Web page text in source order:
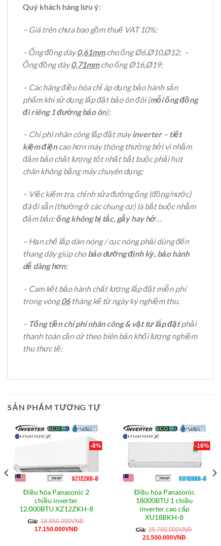
Quý khách hàng lưu ý:
– Giá trên chưa bao gồm thuế VAT 10%;
– Ống đồng dày0,61mmcho ống Ø6,Ø10,Ø12; –
Ống đồng dày0,71mmcho ống Ø16,Ø19;
– Các hãng điều hòa chỉ áp dụng bảo hành sản
phẩm khi sử dụng lắp đặt bảo ôn đôi (mỗi ống đồng
đi riêng 1 đường bảo ôn);
– Chi phí nhân công lắp đặt máyinverter – tiết
kiệm điệncao hơn máy thông thường bởi vì nhằm
đảm bảo chất lượng tốt nhất bắt buộc phải hút
chân không bằng máy chuyên dụng;
– Việc kiểm tra, chỉnh sửa đường ống (đồng/nước)
đã đi sẵn (thường ở các chung cư) là bắt buộc nhằm
đảm bảo:ống không bị tắc, gẫy hay hở…
– Hạn chế lắp dàn nóng / cục nóng phải dùng đến
thang dây giúp chobảo dưỡng định kỳ, bảo hành
dễ dàng hơn;
– Cam kết bảo hành chất lượng lắp đặt miễn phí
trong vòng06tháng kể từ ngày ký nghiệm thu.
– Tổng tiền chi phí nhân công & vật tư lắp đặtphải
thanh toán căn cứ theo biên bản khối lượng nghiệm
thu thực tế;
SẢN PHẨM TƯƠNG TỰ
-8%
Điều hòa Panasonic 2
chiều inverter
12.000BTU XZ12ZKH-8
Giá: 18.550.000VNĐ
Giá
17.150.000VNĐGiá
-16%
Điều hòa Panasonic
18000BTU 1 chiều
inverter cao cấp
XU18BKH-8
Giá: 25.700.000VNĐ
Giá
21.500.000VNĐGiá